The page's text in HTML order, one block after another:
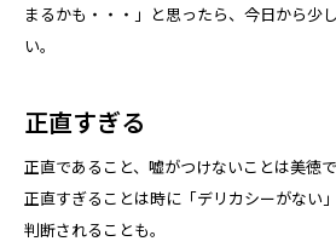
まるかも・・・」と思ったら、今日から少
い。
正直すぎる
正直であること、嘘がつけないことは美徳
正直すぎることは時に「デリカシーがない
判断されることも。